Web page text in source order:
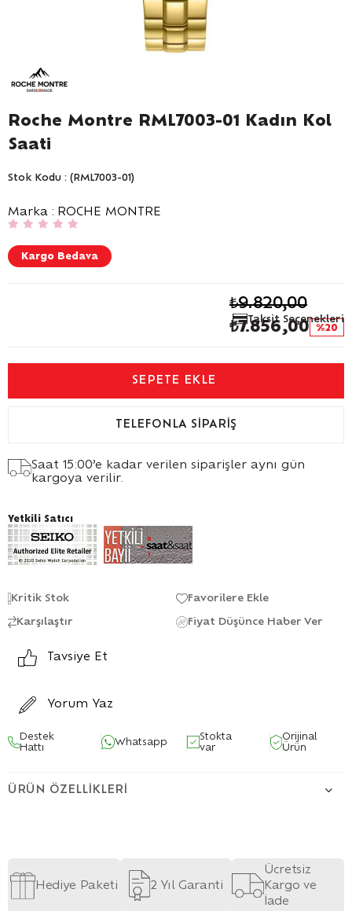
Roche Montre RML7003-01 Kadın Kol
Saati
Stok Kodu (RML7003-01)
Marka : ROCHE MONTRE
Kargo Bedava
Taksit Seçenekleri
20
₺9.820,00
₺7.856,00
TELEFONLA SIPARIŞ
Saat 15:00’e kadar verilen siparişler aynı gün
kargoya verilir.
Yetkili Satıcı
Kritik Stok Favorilere Ekle
Karşılaştır Fiyat Düşünce Haber Ver
Tavsiye Et
Yorum Yaz
Destek
Hattı
Whatsapp
Stokta
var
Orijinal
Ürün
ÜRÜN ÖZELLIKLERI
Hediye Paketi 2 Yıl Garanti
Ücretsiz
Kargo ve
İade